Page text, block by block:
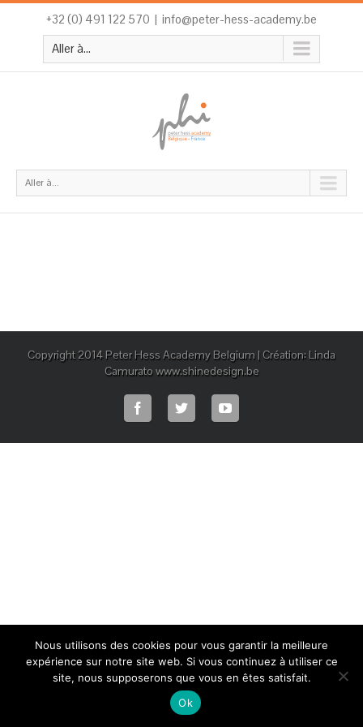
+32 (0) 491 122 570 | info@peter-hess-academy.be
Aller à...
Aller à...
Copyright 2014 Peter Hess Academy Belgium | Création: Linda
Camurato www.shinedesign.be
Nous utilisons des cookies pour vous garantir la meilleure
expérience sur notre site web. Si vous continuez à utiliser ce
site, nous supposerons que vous en êtes satisfait.
Ok